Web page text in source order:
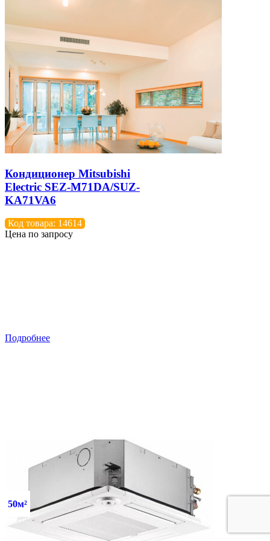
Кондиционер Mitsubishi
Electric SEZ-M71DA/SUZ-
KA71VA6
Код товара: 14614
Цена по запросу
Подробнее
50м²